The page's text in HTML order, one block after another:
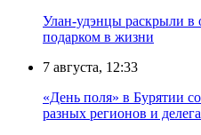
Улан-удэнцы раскрыли в
подарком в жизни
7 августа, 12:33
«День поля» в Бурятии
разных регионов и